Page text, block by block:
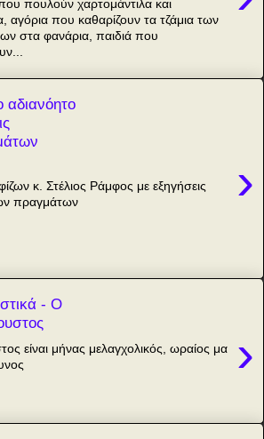
πουλούν χαρτομάντιλα και
αγόρια που καθαρίζουν τα τζάμια των
στα φανάρια, παιδιά που
αδιανόητο
›
κ. Στέλιος Ράμφος με εξηγήσεις
πραγμάτων
- Ο
›
είναι μήνας μελαγχολικός, ωραίος μα